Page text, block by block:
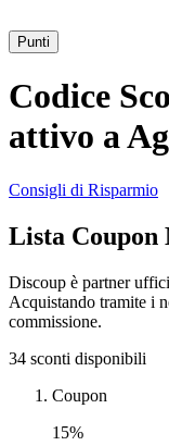
Samsung
Fineco
Zooplus
Vacanze e
Profumi
Trasporti
Auto e
Punti
Codice
attivo a
Consigli di Risparmio
Lista Coupon
Discoup è partner
Acquistando tramite i
commissione.
34 sconti disponibili
Coupon
15%